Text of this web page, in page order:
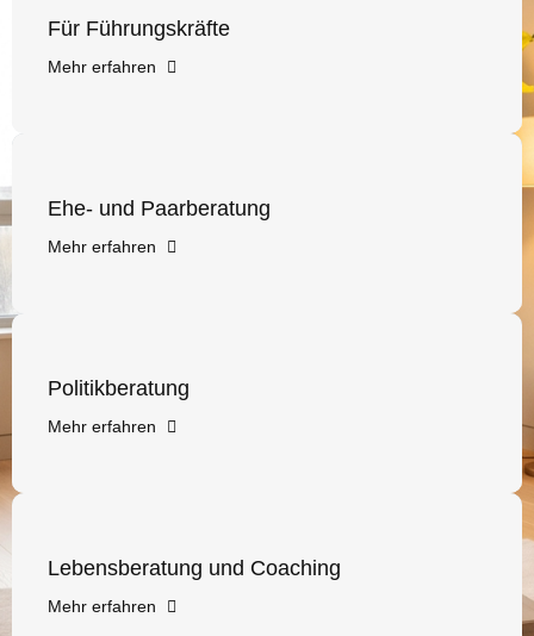
Für Führungskräfte
Mehr erfahren
Ehe- und Paarberatung
Mehr erfahren
Politikberatung
Mehr erfahren
Lebensberatung und Coaching
Mehr erfahren